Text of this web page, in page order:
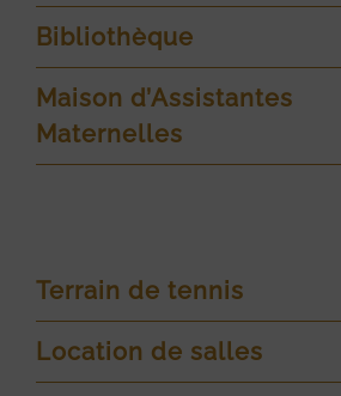
Bibliothèque
Maison d’Assistantes
Maternelles
Terrain de tennis
Location de salles